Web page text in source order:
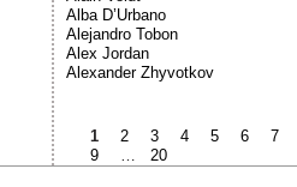
Alba D’Urbano
Alejandro Tobon
Alex Jordan
Alexander Zhyvotkov
1 2 3 4 5 6 7
9
20